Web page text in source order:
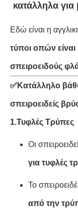
κατάλληλα
Εδώ είναι η
τύποι οπών
σπειροειδούς
✅Κατάλληλο
σπειροειδείς
1.Τυφλές Τρύπες
Οι
για τυφλές
Το
από την